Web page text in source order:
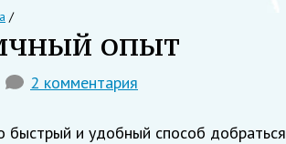
/
опыт
2 комментария
быстрый и удобный способ добраться